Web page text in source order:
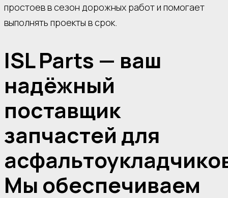
простоев в сезон дорожных работ и помогает
выполнять проекты в срок.
ISL Parts — ваш
надёжный
поставщик
запчастей для
Мы обеспечиваем